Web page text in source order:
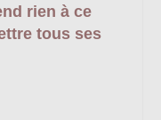
rien à ce
tous ses